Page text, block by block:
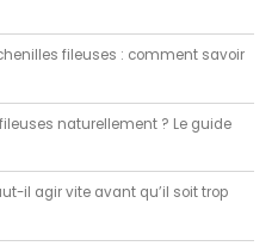
fileuses : comment savoir
naturellement ? Le guide
il agir vite avant qu’il soit trop